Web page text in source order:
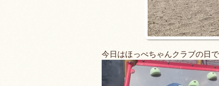
今日はほっぺちゃんクラブの日